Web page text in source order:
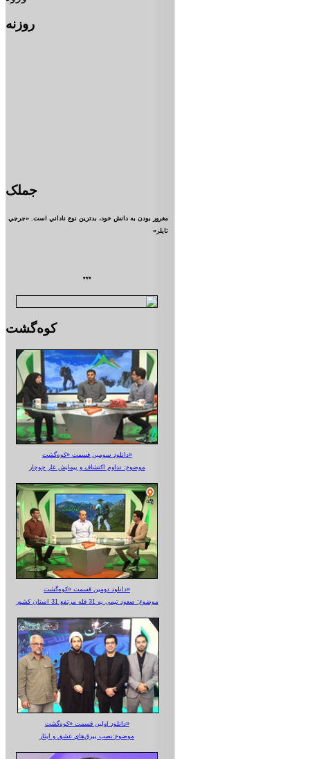
روزنه
جملک
مغرور بودن به دانش خود، بدترين نوع ناداني است. «جرجي
تايلر»
***
کوه‌گشت
دانلود سومین قسمت «کوه‌گشت»
موضوع: تداوم اکتشاف و پیمایش غار جوجار
دانلود دومین قسمت «کوه‌گشت»
موضوع: صعود تیمی به 31 قله مرتفع 31 استان کشور
دانلود اولین قسمت «کوه‌گشت»
موضوع:نصب بیرق‌های عشق و ایثار